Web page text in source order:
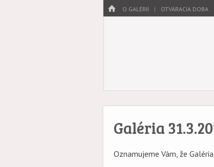
HOME
Menu
SKIP TO CONTENT
O GALÉRII OTVÁRACIA DOBA
Galéria
Galéria
Oznamujeme Vám, že